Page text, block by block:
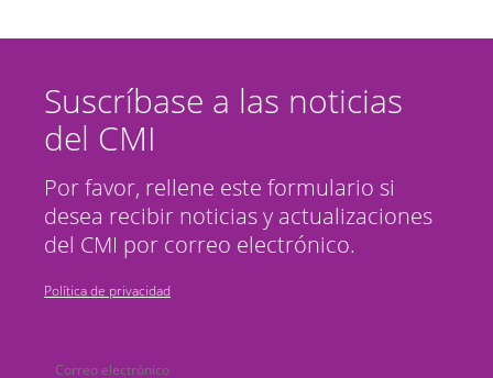
Suscríbase a las noticias
del CMI
Por favor, rellene este formulario si
desea recibir noticias y actualizaciones
del CMI por correo electrónico.
Política de privacidad